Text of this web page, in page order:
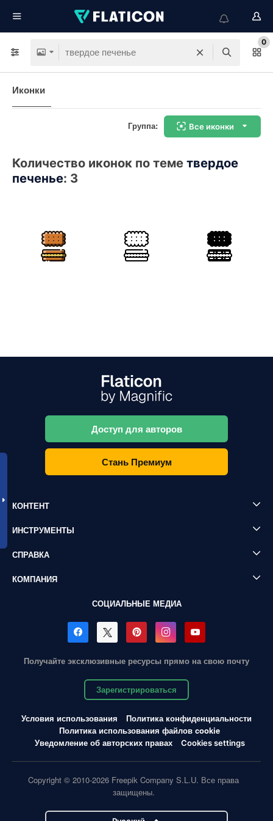
0
Иконки
Группа: Все иконки
Количество иконок по теме твердое
печенье: 3
Доступ для авторов
Стань Премиум
КОНТЕНТ
ИНСТРУМЕНТЫ
СПРАВКА
КОМПАНИЯ
СОЦИАЛЬНЫЕ МЕДИА
Получайте эксклюзивные ресурсы прямо на свою почту
Зарегистрироваться
Условия использования
Политика конфиденциальности
Политика использования файлов cookie
Уведомление об авторских правах
Cookies settings
Copyright © 2010-2026 Freepik Company S.L.U. Все права
защищены.